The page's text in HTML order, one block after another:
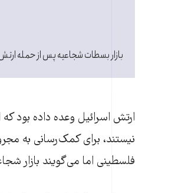
بازار بسطات شجاعیه پس از حمله
نیستند، برای کمک‌رسانی به
فلسطینی اما می‌گویند بازار